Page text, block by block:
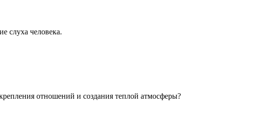
слуха человека.
отношений и создания теплой атмосферы?